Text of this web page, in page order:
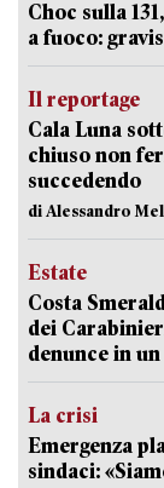
Choc sulla
a fuoco:
Il reportage
Cala Luna
chiuso non
succedendo
di Alessandro
Estate
Costa
dei
denunce in un
La crisi
Emergenza
sindaci: